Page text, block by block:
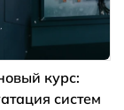
курс:
систем